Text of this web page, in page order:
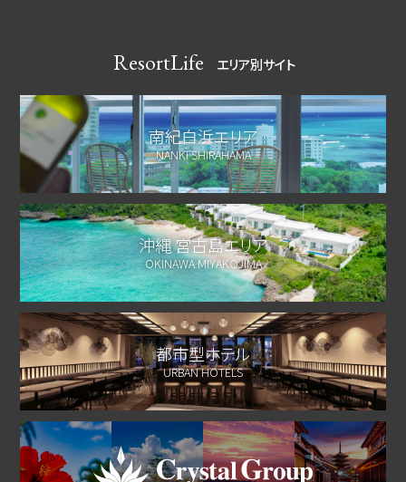
ResortLife エリア別サイト
南紀白浜エリア
NANKI SHIRAHAMA
沖縄 宮古島エリア
OKINAWA MIYAKOJIMA
都市型ホテル
URBAN HOTELS